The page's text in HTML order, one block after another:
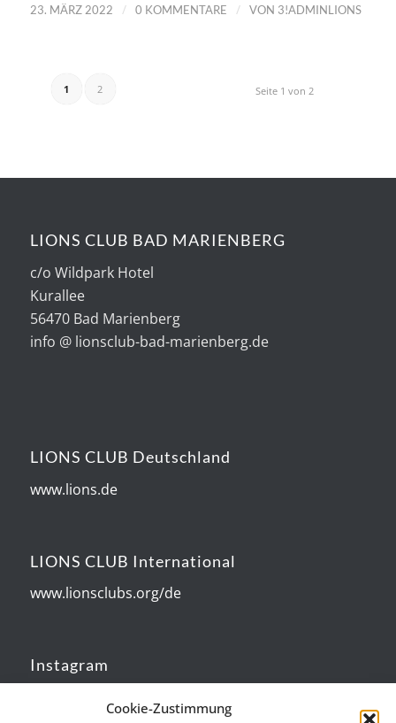
Cookie-Zustimmung
23. MÄRZ 2022 / 0 KOMMENTARE / VON 3!ADMINLIONS
Seite 1 von 2
1 2
LIONS CLUB BAD MARIENBERG
c/o Wildpark Hotel
Kurallee
56470 Bad Marienberg
info @ lionsclub-bad-marienberg.de
LIONS CLUB Deutschland
www.lions.de
LIONS CLUB International
www.lionsclubs.org/de
Instagram